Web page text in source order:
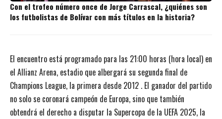
Con el trofeo número once de Jorge Carrascal, ¿quiénes son
los futbolistas de Bolívar con más títulos en la historia?
El encuentro está programado para las 21:00 horas (hora local) en
el Allianz Arena, estadio que albergará su segunda final de
Champions League, la primera desde 2012 . El ganador del partido
no solo se coronará campeón de Europa, sino que también
obtendrá el derecho a disputar la Supercopa de la UEFA 2025, la